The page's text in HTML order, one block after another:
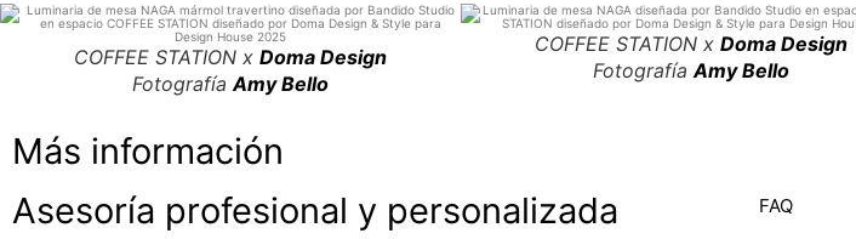
COFFEE STATION x Doma Design
Fotografía Amy Bello
COFFEE STATION x Doma Design
Fotografía Amy Bello
Más información
Asesoría profesional y personalizada
FAQ